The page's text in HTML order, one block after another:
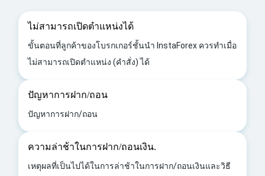
ไม่สามารถเปิดตำแหน่งได้
ขั้นตอนที่ลูกค้าของโบรกเกอร์ชั้นนำ InstaForex ควรทำเมื่อ
ไม่สามารถเปิดตำแหน่ง (คำสั่ง) ได้
ปัญหาการฝาก/ถอน
ปัญหาการฝาก/ถอน
ความล่าช้าในการฝาก/ถอนเงิน.
เหตุผลที่เป็นไปได้ในการล่าช้าในการฝาก/ถอนเงินและวิธี